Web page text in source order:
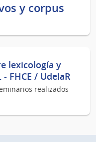
y corpus
lexicología y
FHCE / UdelaR
realizados